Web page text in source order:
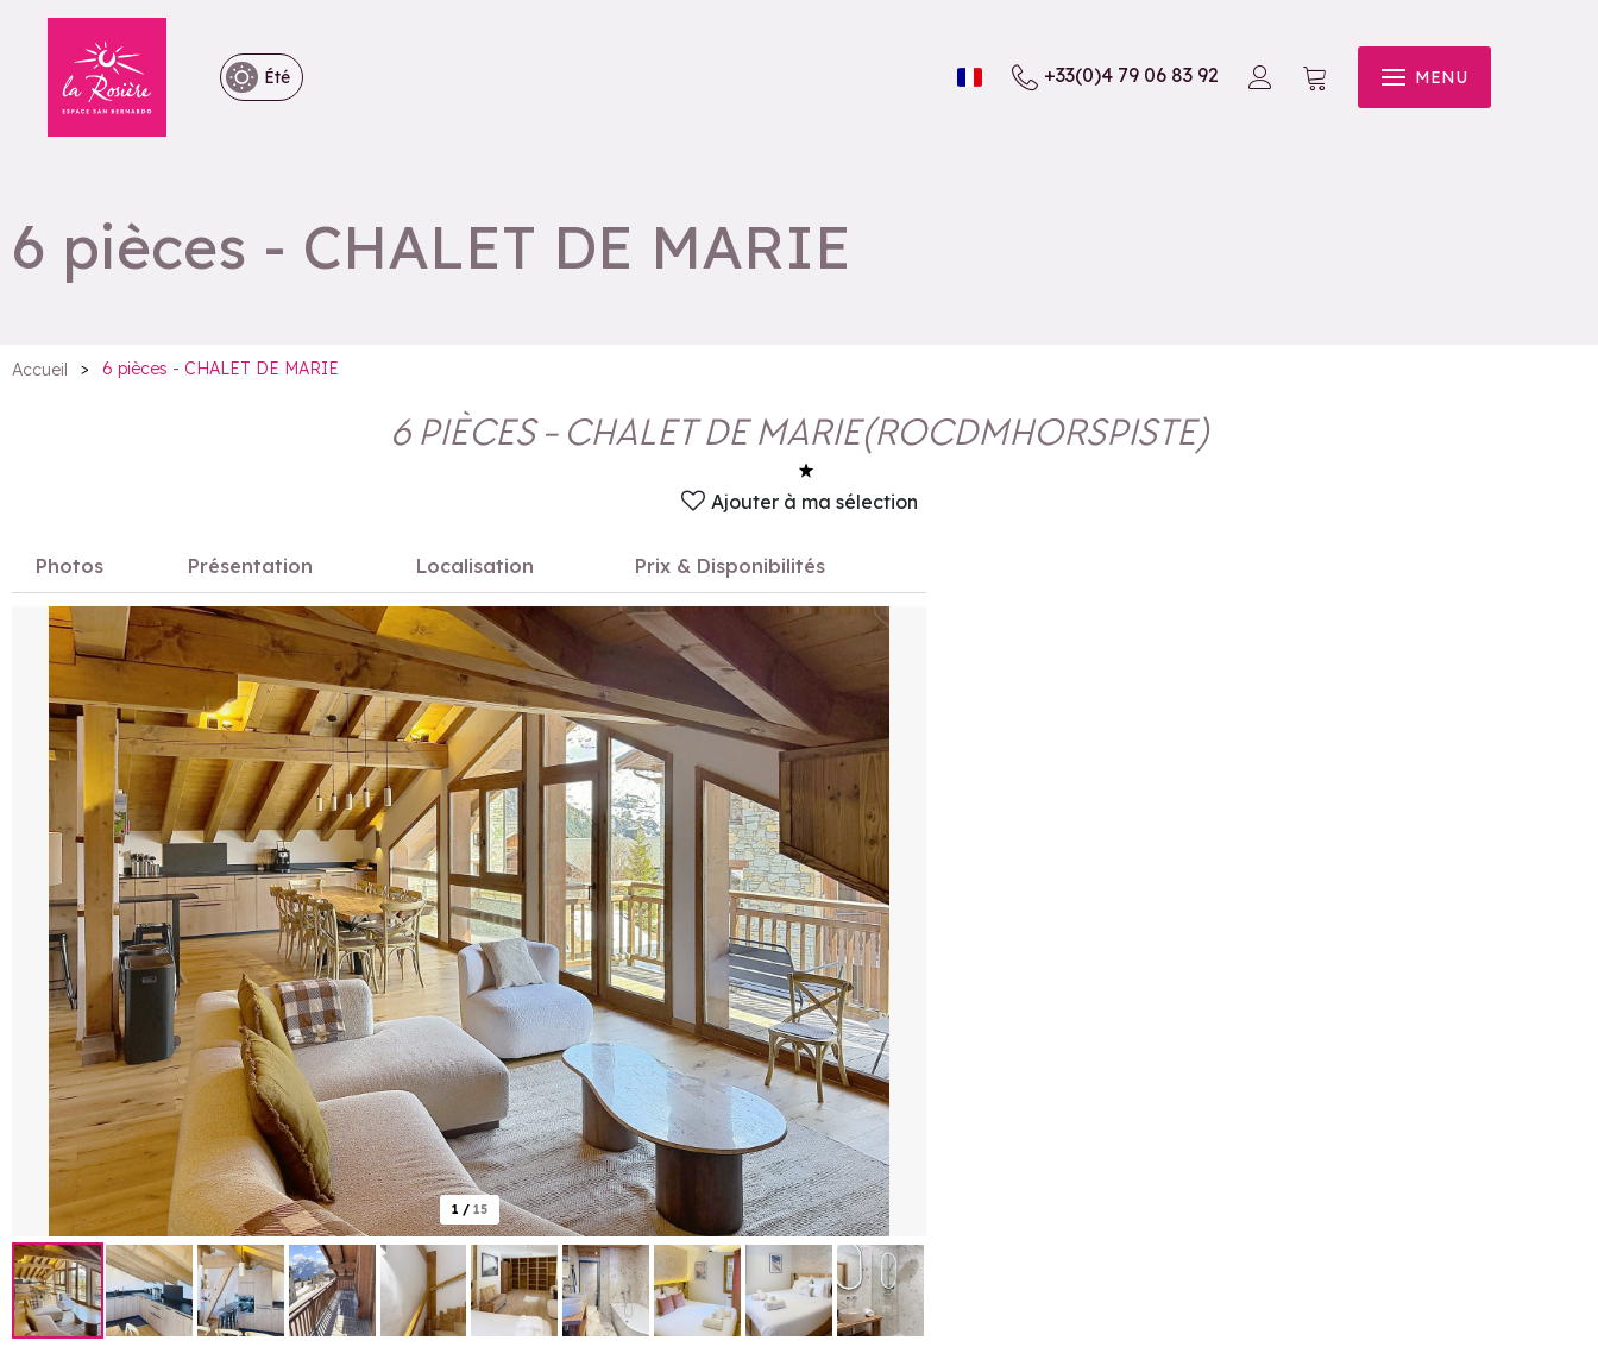
Été +33(0)4 79 06 83 92 MENU
6 pièces - CHALET DE MARIE
Accueil > 6 pièces - CHALET DE MARIE
6 PIÈCES - CHALET DE MARIE(ROCDMHORSPISTE)
Ajouter à ma sélection
Photos Présentation Localisation Prix & Disponibilités
1 / 15